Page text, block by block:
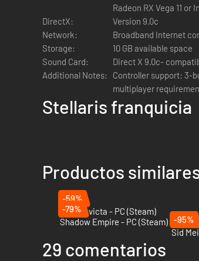
Radeon RX Vega
DirectX:
Version 9.0c
Network:
Broadband Internet
Storage:
10 GB available space
Sound Card:
Direct X 9.0c-
Additional Notes:
Controller support: 3-
multiplayer
Stellaris franquicia
Productos
-59%
Terra Invicta - PC (Steam)
-79%
Shadow Empire - PC (Steam) -95%
Sid
29 comentarios